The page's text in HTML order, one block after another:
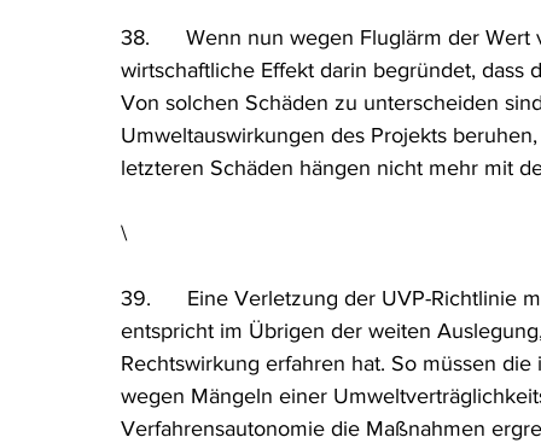
38.      Wenn nun wegen Fluglärm der
wirtschaftliche Effekt darin begründet,
Von solchen Schäden zu unterscheiden
Umweltauswirkungen des Projekts
letzteren Schäden hängen nicht mehr mit
\
39.      Eine Verletzung der UVP-
entspricht im Übrigen der weiten
Rechtswirkung erfahren hat. So müssen
wegen Mängeln einer
Verfahrensautonomie die Maßnahmen